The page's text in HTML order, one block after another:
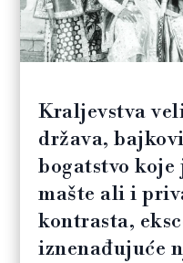
Kraljevstva
država,
bogatstvo
mašte ali i
kontrasta,
iznenađujuće